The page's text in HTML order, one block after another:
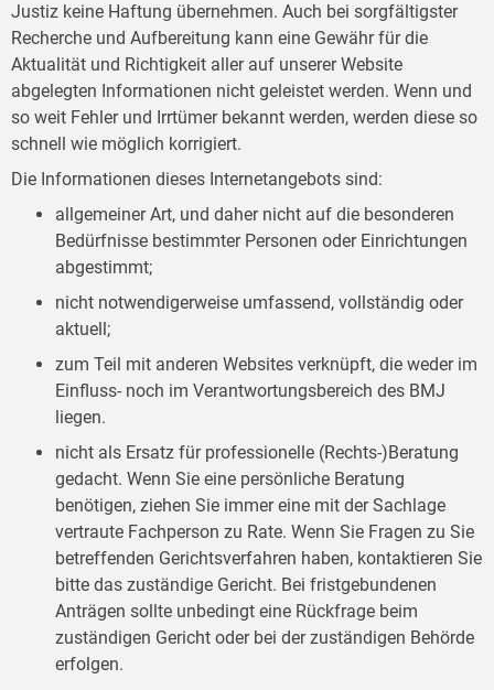
Justiz keine Haftung übernehmen. Auch bei sorgfältigster
Recherche und Aufbereitung kann eine Gewähr für die
Aktualität und Richtigkeit aller auf unserer Website
abgelegten Informationen nicht geleistet werden. Wenn und
so weit Fehler und Irrtümer bekannt werden, werden diese so
schnell wie möglich korrigiert.
Die Informationen dieses Internetangebots sind:
allgemeiner Art, und daher nicht auf die besonderen
Bedürfnisse bestimmter Personen oder Einrichtungen
abgestimmt;
nicht notwendigerweise umfassend, vollständig oder
aktuell;
zum Teil mit anderen Websites verknüpft, die weder im
Einfluss- noch im Verantwortungsbereich des BMJ
liegen.
nicht als Ersatz für professionelle (Rechts-)Beratung
gedacht. Wenn Sie eine persönliche Beratung
benötigen, ziehen Sie immer eine mit der Sachlage
vertraute Fachperson zu Rate. Wenn Sie Fragen zu Sie
betreffenden Gerichtsverfahren haben, kontaktieren Sie
bitte das zuständige Gericht. Bei fristgebundenen
Anträgen sollte unbedingt eine Rückfrage beim
zuständigen Gericht oder bei der zuständigen Behörde
erfolgen.